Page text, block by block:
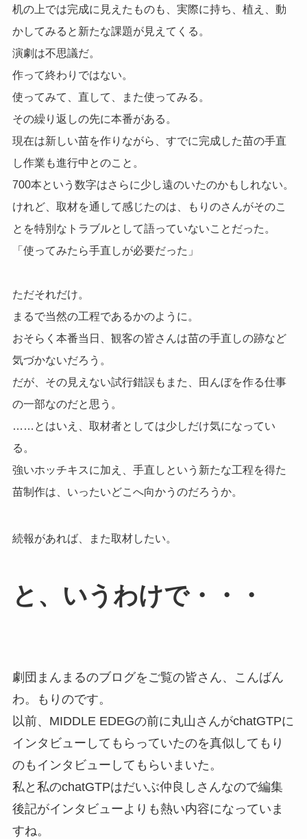
机の上では完成に見えたものも、実際に持ち、植え、動
かしてみると新たな課題が見えてくる。
演劇は不思議だ。
作って終わりではない。
使ってみて、直して、また使ってみる。
その繰り返しの先に本番がある。
現在は新しい苗を作りながら、すでに完成した苗の手直
し作業も進行中とのこと。
700本という数字はさらに少し遠のいたのかもしれない。
けれど、取材を通して感じたのは、もりのさんがそのこ
とを特別なトラブルとして語っていないことだった。
「使ってみたら手直しが必要だった」
ただそれだけ。
まるで当然の工程であるかのように。
おそらく本番当日、観客の皆さんは苗の手直しの跡など
気づかないだろう。
だが、その見えない試行錯誤もまた、田んぼを作る仕事
の一部なのだと思う。
……とはいえ、取材者としては少しだけ気になってい
る。
強いホッチキスに加え、手直しという新たな工程を得た
苗制作は、いったいどこへ向かうのだろうか。
続報があれば、また取材したい。
と、いうわけで・・・
劇団まんまるのブログをご覧の皆さん、こんばん
わ。もりのです。
以前、MIDDLE EDEGの前に丸山さんがchatGTPに
インタビューしてもらっていたのを真似してもり
のもインタビューしてもらいまいた。
私と私のchatGTPはだいぶ仲良しさんなので編集
後記がインタビューよりも熱い内容になっていま
すね。